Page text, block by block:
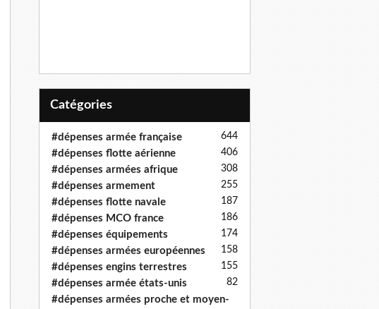
Catégories
#dépenses armée française 644
#dépenses flotte aérienne 406
#dépenses armées afrique 308
#dépenses armement 255
#dépenses flotte navale 187
#dépenses MCO france 186
#dépenses équipements 174
#dépenses armées européennes 158
#dépenses engins terrestres 155
#dépenses armée états-unis 82
#dépenses armées proche et moyen-